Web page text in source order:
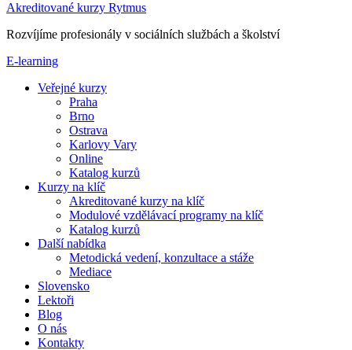
Akreditované kurzy Rytmus
Rozvíjíme profesionály v sociálních službách a školství
E-learning
Veřejné kurzy
Praha
Brno
Ostrava
Karlovy Vary
Online
Katalog kurzů
Kurzy na klíč
Akreditované kurzy na klíč
Modulové vzdělávací programy na klíč
Katalog kurzů
Další nabídka
Metodická vedení, konzultace a stáže
Mediace
Slovensko
Lektoři
Blog
O nás
Kontakty